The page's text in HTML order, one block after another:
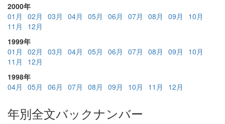
2000年
01月
02月 03月 04月 05月 06月 07月 08月 09月
10月
11月
12月
1999年
01月
02月 03月 04月 05月 06月 07月 08月 09月
10月
11月
12月
1998年
04月
05月 06月 07月 08月 09月 10月 11月 12月
年別全文バックナンバー